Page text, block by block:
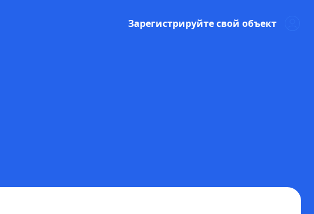
Зарегистрируйте свой объект